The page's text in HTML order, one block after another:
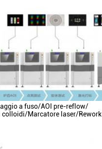
a fuso/AOI pre-reflow/
colloidi/Marcatore laser/Rework